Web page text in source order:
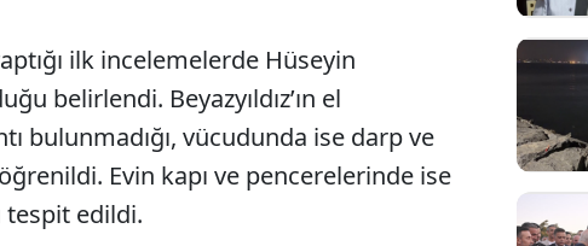
ilk incelemelerde Hüseyin
belirlendi. Beyazyıldız’ın el
bulunmadığı, vücudunda ise darp ve
Evin kapı ve pencerelerinde ise
tespit edildi.